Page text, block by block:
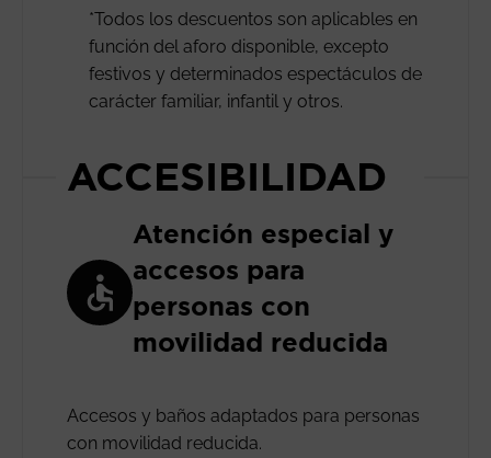
*Todos los descuentos son aplicables en
función del aforo disponible, excepto
festivos y determinados espectáculos de
carácter familiar, infantil y otros.
ACCESIBILIDAD
Atención especial y
accesos para
personas con
movilidad reducida
Accesos y baños adaptados para personas
con movilidad reducida.